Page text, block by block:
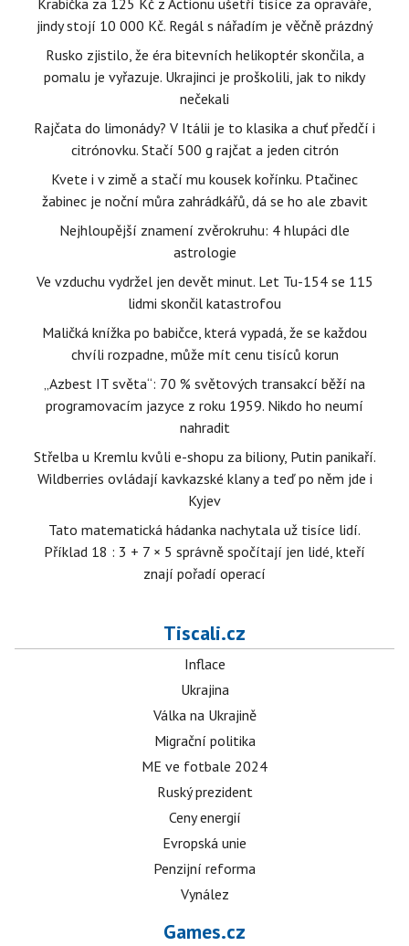
Krabička za 125 Kč z Actionu ušetří tisíce za opraváře,
jindy stojí 10 000 Kč. Regál s nářadím je věčně prázdný
Rusko zjistilo, že éra bitevních helikoptér skončila, a
pomalu je vyřazuje. Ukrajinci je proškolili, jak to nikdy
nečekali
Rajčata do limonády? V Itálii je to klasika a chuť předčí i
citrónovku. Stačí 500 g rajčat a jeden citrón
Kvete i v zimě a stačí mu kousek kořínku. Ptačinec
žabinec je noční můra zahrádkářů, dá se ho ale zbavit
Nejhloupější znamení zvěrokruhu: 4 hlupáci dle
astrologie
Ve vzduchu vydržel jen devět minut. Let Tu-154 se 115
lidmi skončil katastrofou
Maličká knížka po babičce, která vypadá, že se každou
chvíli rozpadne, může mít cenu tisíců korun
„Azbest IT světa“: 70 % světových transakcí běží na
programovacím jazyce z roku 1959. Nikdo ho neumí
nahradit
Střelba u Kremlu kvůli e-shopu za biliony, Putin panikaří.
Wildberries ovládají kavkazské klany a teď po něm jde i
Kyjev
Tato matematická hádanka nachytala už tisíce lidí.
Příklad 18 : 3 + 7 × 5 správně spočítají jen lidé, kteří
znají pořadí operací
Tiscali.cz
Inflace
Ukrajina
Válka na Ukrajině
Migrační politika
ME ve fotbale 2024
Ruský prezident
Ceny energií
Evropská unie
Penzijní reforma
Vynález
Games.cz